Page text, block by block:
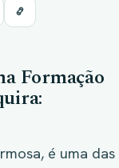
Formação
é uma das